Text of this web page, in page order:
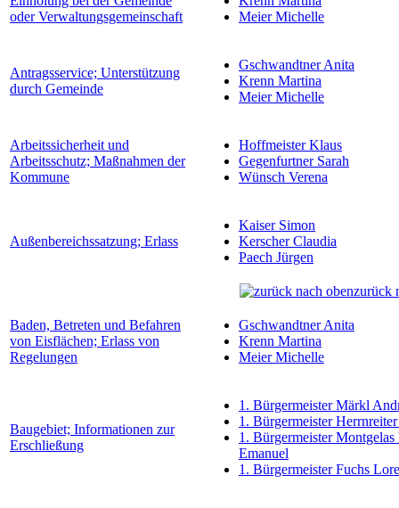
oder Verwaltungsgemeinschaft
Meier Michelle
Antragsservice; Unterstützung
durch Gemeinde
Gschwandtner Anita
Krenn Martina
Meier Michelle
Arbeitssicherheit und
Arbeitsschutz; Maßnahmen der
Kommune
Hoffmeister Klaus
Gegenfurtner Sarah
Wünsch Verena
Außenbereichssatzung; Erlass
Kaiser Simon
Kerscher Claudia
Paech Jürgen
zurück
Baden, Betreten und Befahren
von Eisflächen; Erlass von
Regelungen
Gschwandtner Anita
Krenn Martina
Meier Michelle
Baugebiet; Informationen zur
Erschließung
1. Bürgermeister Märkl
1. Bürgermeister Herrnreiter
1. Bürgermeister
Emanuel
1. Bürgermeister Fuchs